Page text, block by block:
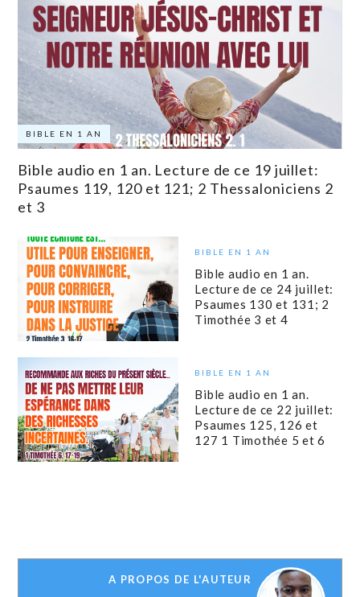
BIBLE EN 1 AN
Bible audio en 1 an. Lecture de ce 19 juillet:
Psaumes 119, 120 et 121; 2 Thessaloniciens 2
et 3
BIBLE EN 1 AN
Bible audio en 1 an.
Lecture de ce 24 juillet:
Psaumes 130 et 131; 2
Timothée 3 et 4
BIBLE EN 1 AN
Bible audio en 1 an.
Lecture de ce 22 juillet:
Psaumes 125, 126 et
127 1 Timothée 5 et 6
A PROPOS DE L'AUTEUR